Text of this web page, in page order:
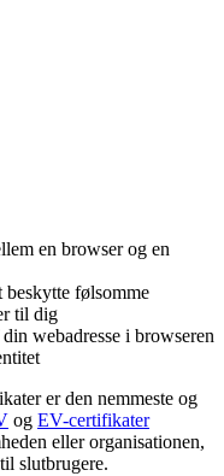
en browser og en
følsomme
til dig
webadresse i browseren
er den nemmeste og
og EV-certifikater
eller organisationen,
slutbrugere.